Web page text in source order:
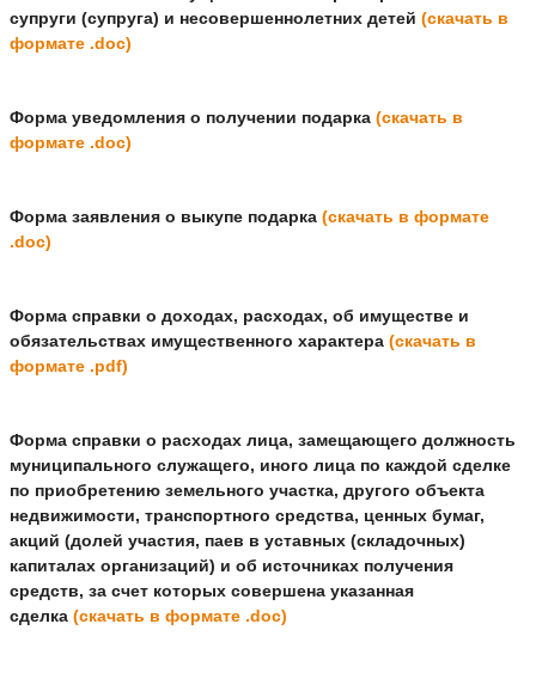
супруги (супруга) и несовершеннолетних детей (скачать в
формате .doc)
Форма уведомления о получении подарка (скачать в
формате .doc)
Форма заявления о выкупе подарка (скачать в формате
.doc)
Форма справки о доходах, расходах, об имуществе и
обязательствах имущественного характера (скачать в
формате .pdf)
Форма справки о расходах лица, замещающего должность
муниципального служащего, иного лица по каждой сделке
по приобретению земельного участка, другого объекта
недвижимости, транспортного средства, ценных бумаг,
акций (долей участия, паев в уставных (складочных)
капиталах организаций) и об источниках получения
средств, за счет которых совершена указанная
сделка (скачать в формате .doc)